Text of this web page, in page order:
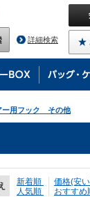
詳細検索
ー用フック その他
新着順 価格(安
人気順
おすすめ